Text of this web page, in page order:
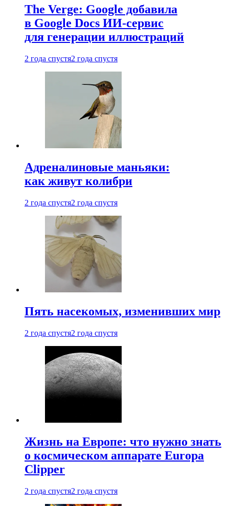
The Verge: Google добавила
в Google Docs ИИ-сервис
для генерации иллюстраций
2 года спустя2 года спустя
Адреналиновые маньяки:
как живут колибри
2 года спустя2 года спустя
Пять насекомых, изменивших мир
2 года спустя2 года спустя
Жизнь на Европе: что нужно знать
о космическом аппарате Europa
Clipper
2 года спустя2 года спустя